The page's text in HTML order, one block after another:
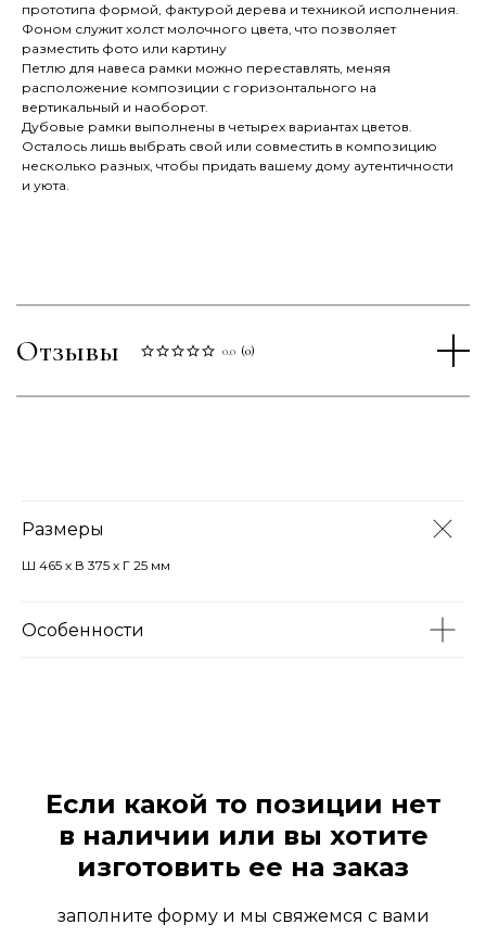
прототипа формой, фактурой дерева и техникой исполнения.
Фоном служит холст молочного цвета, что позволяет
разместить фото или картину
Петлю для навеса рамки можно переставлять, меняя
расположение композиции с горизонтального на
вертикальный и наоборот.
Дубовые рамки выполнены в четырех вариантах цветов.
Осталось лишь выбрать свой или совместить в композицию
несколько разных, чтобы придать вашему дому аутентичности
и уюта.
Отзывы 0.0 (0)
Размеры
Ш 465 х В 375 х Г 25 мм
Особенности
Если какой то позиции нет
в наличии или вы хотите
изготовить ее на заказ
заполните форму и мы свяжемся с вами